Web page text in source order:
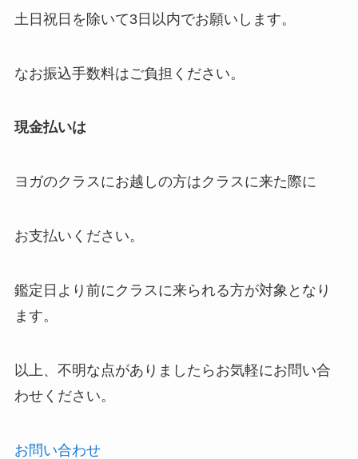
土日祝日を除いて3日以内でお願いします。
なお振込手数料はご負担ください。
現金払いは
ヨガのクラスにお越しの方はクラスに来た際に
お支払いください。
鑑定日より前にクラスに来られる方が対象となり
ます。
以上、不明な点がありましたらお気軽にお問い合
わせください。
お問い合わせ